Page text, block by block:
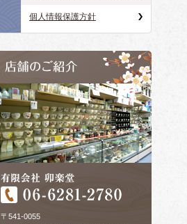
個人情報保護方針
〒541-0055